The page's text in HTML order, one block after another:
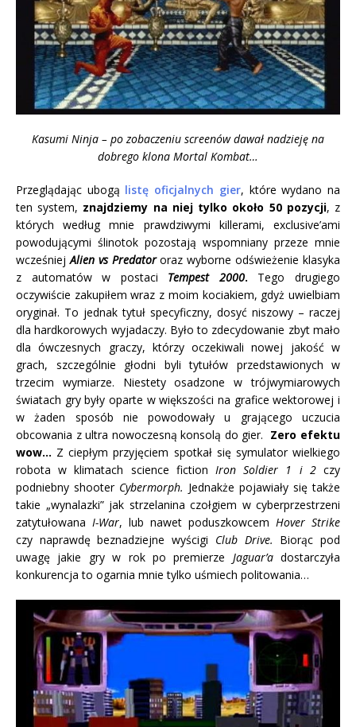
Kasumi Ninja – po zobaczeniu screenów dawał nadzieję na
dobrego klona Mortal Kombat…
Przeglądając ubogą listę oficjalnych gier, które wydano na
ten system, znajdziemy na niej tylko około 50 pozycji, z
których według mnie prawdziwymi killerami, exclusive’ami
powodującymi ślinotok pozostają wspomniany przeze mnie
wcześniejAlien vs Predatororaz wyborne odświeżenie klasyka
z automatów w postaci Tempest 2000. Tego drugiego
oczywiście zakupiłem wraz z moim kociakiem, gdyż uwielbiam
oryginał. To jednak tytuł specyficzny, dosyć niszowy – raczej
dla hardkorowych wyjadaczy. Było to zdecydowanie zbyt mało
dla ówczesnych graczy, którzy oczekiwali nowej jakość w
grach, szczególnie głodni byli tytułów przedstawionych w
trzecim wymiarze. Niestety osadzone w trójwymiarowych
światach gry były oparte w większości na grafice wektorowej i
w żaden sposób nie powodowały u grającego uczucia
obcowania z ultra nowoczesną konsolą do gier. Zero efektu
wow… Z ciepłym przyjęciem spotkał się symulator wielkiego
robota w klimatach science fiction Iron Soldier 1 i 2czy
podniebny shooter Cybermorph. Jednakże pojawiały się także
takie „wynalazki” jak strzelanina czołgiem w cyberprzestrzeni
zatytułowana I-War, lub nawet poduszkowcem Hover Strike
czy naprawdę beznadziejne wyścigi Club Drive. Biorąc pod
uwagę jakie gry w rok po premierze Jaguar’adostarczyła
konkurencja to ogarnia mnie tylko uśmiech politowania…